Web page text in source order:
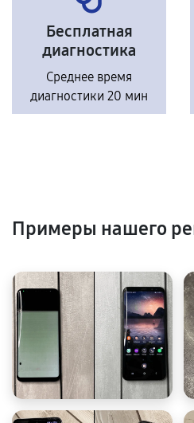
Бесплатная
диагностика
Среднее время
диагностики 20 мин
Примеры нашего